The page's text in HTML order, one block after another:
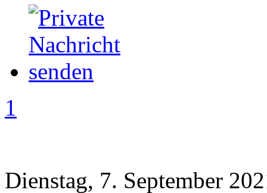
1
Dienstag, 7. September